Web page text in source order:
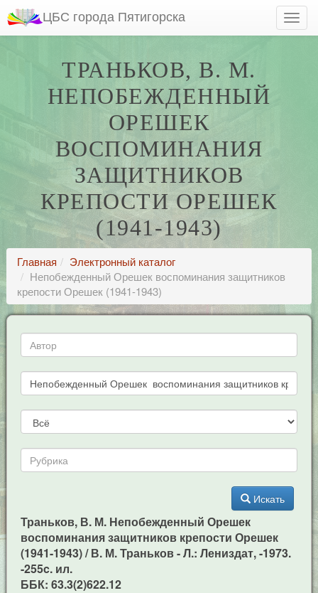
ЦБС города Пятигорска
ТРАНЬКОВ, В. М.
НЕПОБЕЖДЕННЫЙ
ОРЕШЕК
ВОСПОМИНАНИЯ
ЗАЩИТНИКОВ
КРЕПОСТИ ОРЕШЕК
(1941-1943)
Главная
Электронный каталог
Непобежденный Орешек воспоминания защитников
крепости Орешек (1941-1943)
Искать
Траньков, В. М. Непобежденный Орешек
воспоминания защитников крепости Орешек
(1941-1943) / В. М. Траньков - Л.: Лениздат, -1973.
-255c. ил.
ББК: 63.3(2)622.12